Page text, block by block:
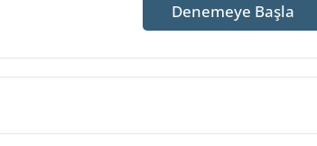
Denemeye Başla